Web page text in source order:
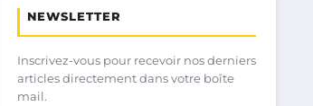
NEWSLETTER
Inscrivez-vous pour recevoir nos derniers
articles directement dans votre boîte
mail.